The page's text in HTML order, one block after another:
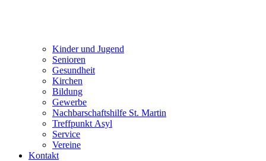
Kinder und Jugend
Senioren
Gesundheit
Kirchen
Bildung
Gewerbe
Nachbarschaftshilfe St. Martin
Treffpunkt Asyl
Service
Vereine
Kontakt